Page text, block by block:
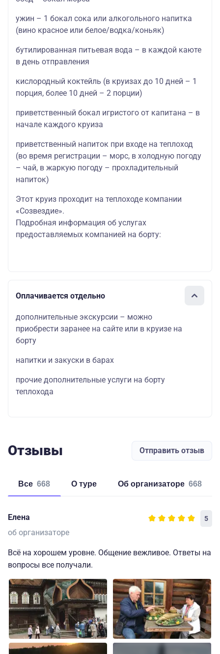
ужин – 1 бокал сока или алкогольного напитка
(вино красное или белое/водка/коньяк)
бутилированная питьевая вода – в каждой каюте
в день отправления
кислородный коктейль (в круизах до 10 дней – 1
порция, более 10 дней – 2 порции)
приветственный бокал игристого от капитана – в
начале каждого круиза
приветственный напиток при входе на теплоход
(во время регистрации – морс, в холодную погоду
– чай, в жаркую погоду – прохладительный
напиток)
Этот круиз проходит на теплоходе компании
«Созвездие».
Подробная информация об услугах
предоставляемых компанией на борту:
Оплачивается отдельно
дополнительные экскурсии – можно
приобрести заранее на сайте или в круизе на
борту
напитки и закуски в барах
прочие дополнительные услуги на борту
теплохода
Отзывы Отправить отзыв
Все 668 о туре об организаторе 668
Елена 5
об организаторе
Всё на хорошем уровне. Общение вежливое. Ответы на
вопросы все получали.